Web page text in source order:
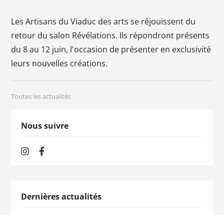
Les Artisans du Viaduc des arts se réjouissent du
retour du salon Révélations. Ils répondront présents
du 8 au 12 juin, l'occasion de présenter en exclusivité
leurs nouvelles créations.
Toutes les actualités
Nous suivre
Dernières actualités